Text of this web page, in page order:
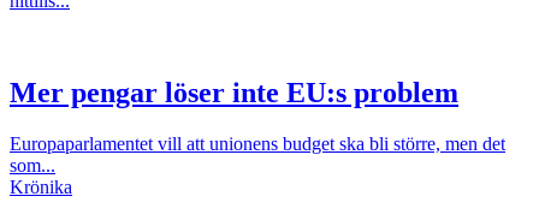
Mer pengar löser inte EU:s problem
Europaparlamentet vill att unionens budget ska bli större, men det
som...
Krönika